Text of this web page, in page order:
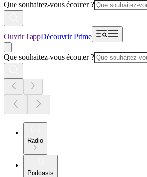
Que souhaitez-vous écouter ?
Ouvrir l'appDécouvrir Prime
Que souhaitez-vous écouter ?
Radio
Podcasts